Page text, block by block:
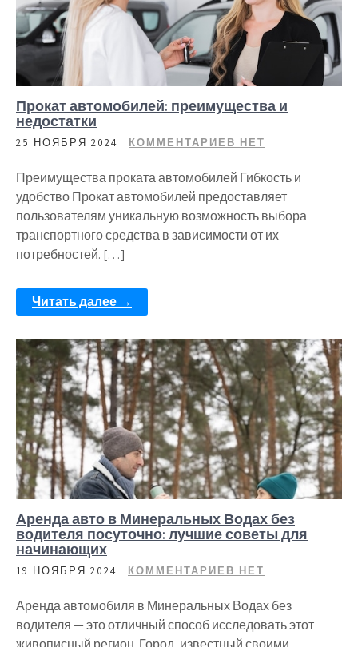
Прокат автомобилей: преимущества и
недостатки
25 НОЯБРЯ 2024 КОММЕНТАРИЕВ НЕТ
Преимущества проката автомобилей Гибкость и
удобство Прокат автомобилей предоставляет
пользователям уникальную возможность выбора
транспортного средства в зависимости от их
потребностей. […]
Читать далее →
Аренда авто в Минеральных Водах без
водителя посуточно: лучшие советы для
начинающих
19 НОЯБРЯ 2024 КОММЕНТАРИЕВ НЕТ
Аренда автомобиля в Минеральных Водах без
водителя — это отличный способ исследовать этот